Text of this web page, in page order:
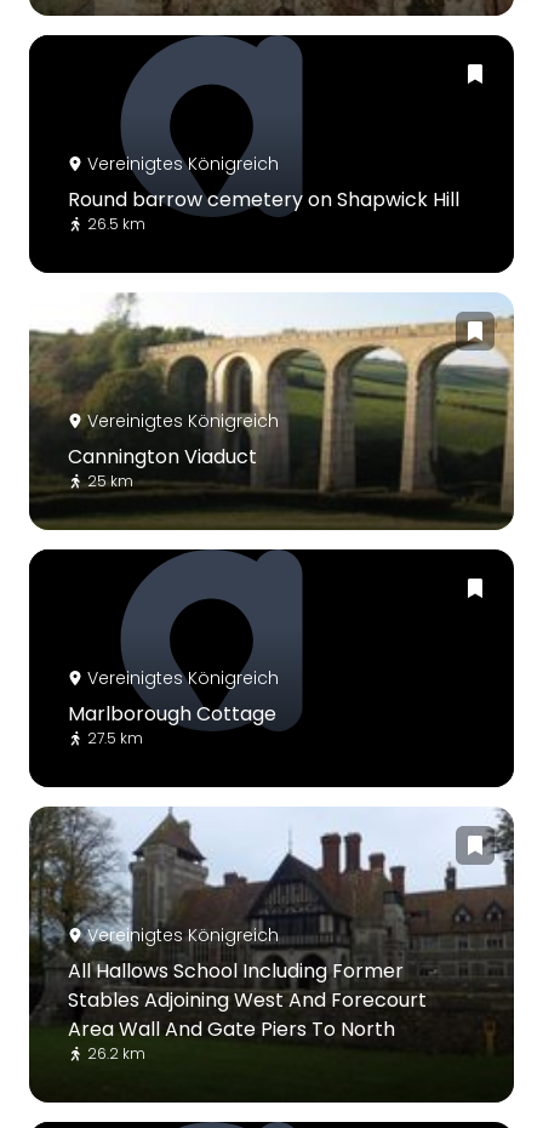
Vereinigtes Königreich
Round barrow cemetery on Shapwick Hill
26.5 km
Vereinigtes Königreich
Cannington Viaduct
25 km
Vereinigtes Königreich
Marlborough Cottage
27.5 km
Vereinigtes Königreich
All Hallows School Including Former
Stables Adjoining West And Forecourt
Area Wall And Gate Piers To North
26.2 km